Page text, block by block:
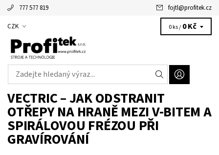
777 577 819 fojtl@profitek.cz
CZK 0 ks / 0 Kč
VECTRIC – JAK ODSTRANIT
OTŘEPY NA HRANĚ MEZI V-BITEM A
SPIRÁLOVOU FRÉZOU PŘI
GRAVÍROVÁNÍ
Alžbětka - vaše virtuální asistentka